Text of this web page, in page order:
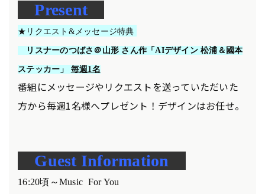
Present
★リクエスト&メッセージ特典
リスナーのつばさ＠山形 さん作「AIデザイン 松浦＆國本
ステッカー」 毎週1名
番組にメッセージやリクエストを送っていただいた
方から毎週1名様へプレゼント！デザインはお任せ。
Guest Information
16:20頃～Music For You